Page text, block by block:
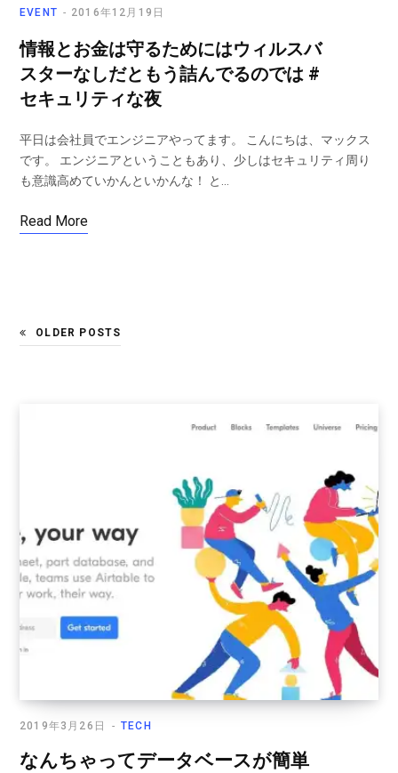
EVENT 2016年12月19日
情報とお金は守るためにはウィルスバ
スターなしだともう詰んでるのでは #
セキュリティな夜
平日は会社員でエンジニアやってます。 こんにちは、マックス
です。 エンジニアということもあり、少しはセキュリティ周り
も意識高めていかんといかんな！ と…
Read More
OLDER POSTS
TECH
2019年3月26日
なんちゃってデータベースが簡単